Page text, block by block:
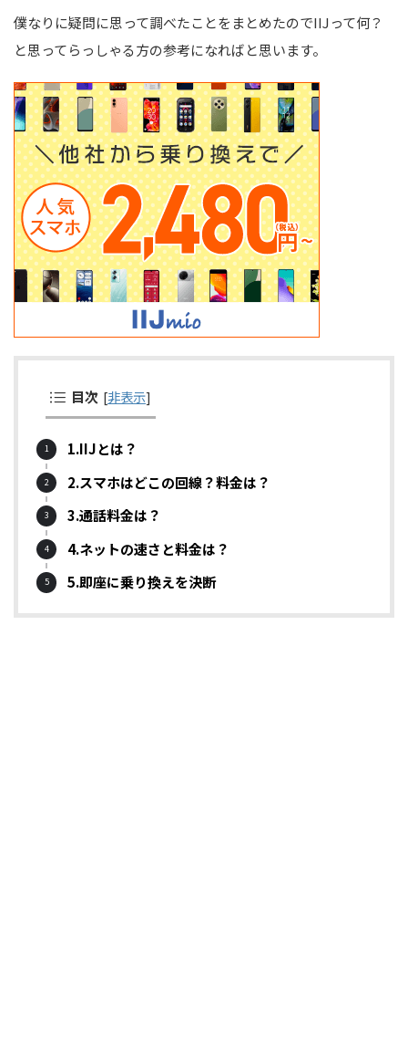
僕なりに疑問に思って調べたことをまとめたのでIIJって何？
と思ってらっしゃる方の参考になればと思います。
目次 [非表示]
1.IIJとは？
2.スマホはどこの回線？料金は？
3.通話料金は？
4.ネットの速さと料金は？
5.即座に乗り換えを決断